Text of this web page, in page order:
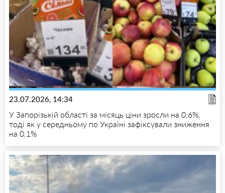
23.07.2026, 14:34
У Запорізькій області за місяць ціни зросли на 0,6%,
тоді як у середньому по Україні зафіксували зниження
на 0,1%